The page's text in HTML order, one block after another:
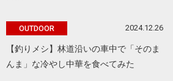
OUTDOOR 2024.12.26
【釣りメシ】林道沿いの車中で「そのま
んま」な冷やし中華を食べてみた